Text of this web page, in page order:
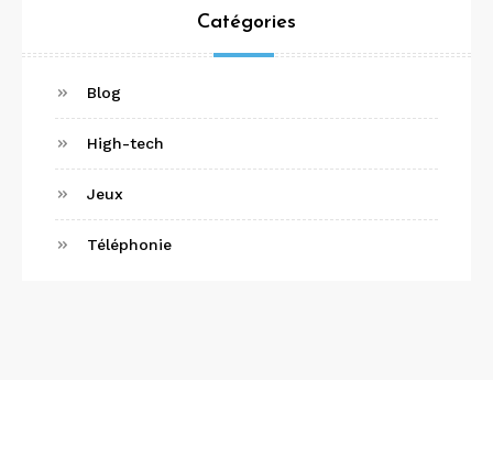
Catégories
Blog
High-tech
Jeux
Téléphonie